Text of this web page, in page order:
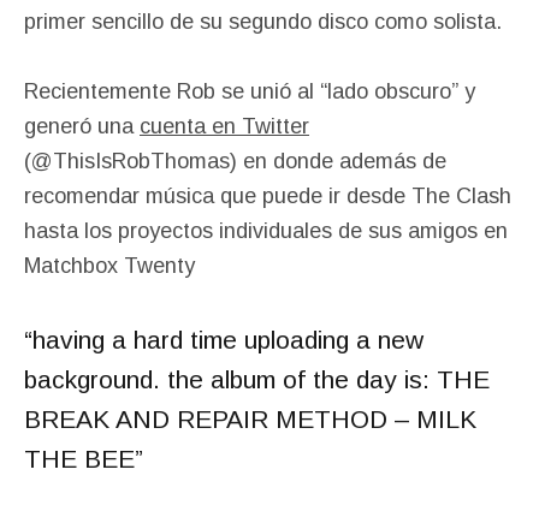
primer sencillo de su segundo disco como solista.
Recientemente Rob se unió al “lado obscuro” y
generó una cuenta en Twitter
(@ThisIsRobThomas) en donde además de
recomendar música que puede ir desde The Clash
hasta los proyectos individuales de sus amigos en
Matchbox Twenty
“having a hard time uploading a new
background. the album of the day is: THE
BREAK AND REPAIR METHOD – MILK
THE BEE”